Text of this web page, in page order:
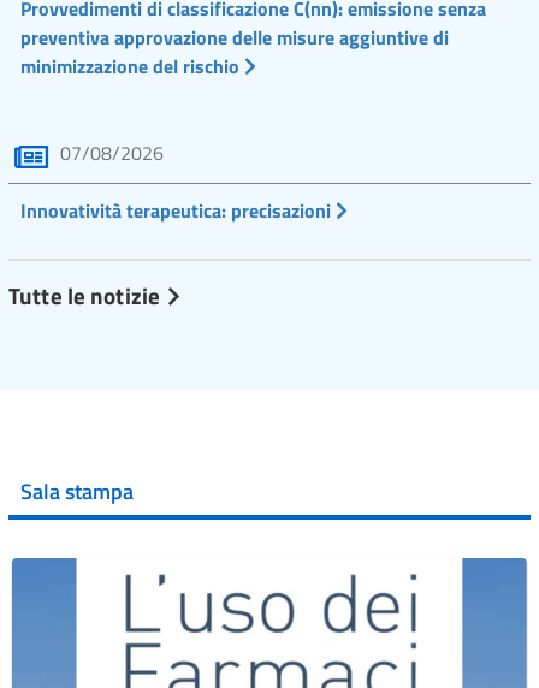
Provvedimenti di classificazione C(nn): emissione senza
preventiva approvazione delle misure aggiuntive di
minimizzazione del rischio
07/08/2026
Innovatività terapeutica: precisazioni
Tutte le notizie
Sala stampa